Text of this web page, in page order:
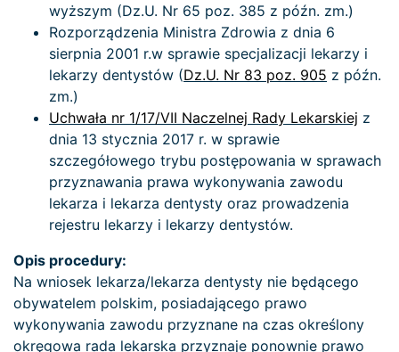
wyższym (Dz.U. Nr 65 poz. 385 z późn. zm.)
Rozporządzenia Ministra Zdrowia z dnia 6
sierpnia 2001 r.w sprawie specjalizacji lekarzy i
lekarzy dentystów (Dz.U. Nr 83 poz. 905 z późn.
zm.)
Uchwała nr 1/17/VII Naczelnej Rady Lekarskiej z
dnia 13 stycznia 2017 r. w sprawie
szczegółowego trybu postępowania w sprawach
przyznawania prawa wykonywania zawodu
lekarza i lekarza dentysty oraz prowadzenia
rejestru lekarzy i lekarzy dentystów.
Opis procedury:
Na wniosek lekarza/lekarza dentysty nie będącego
obywatelem polskim, posiadającego prawo
wykonywania zawodu przyznane na czas określony
okręgowa rada lekarska przyznaje ponownie prawo